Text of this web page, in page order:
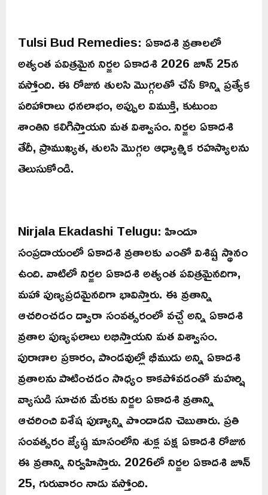
Tulsi Bud Remedies: ఏకాదశి వ్రతాలలో
అత్యంత పవిత్రమైన నిర్జల ఏకాదశి 2026 జూన్ 25న
వస్తోంది. ఈ రోజున తులసి మొగ్గలతో చేసే కొన్ని ప్రత్యేక
పరిహారాలు ధనలాభం, అప్పుల విముక్తి, కుటుంబ
శాంతిని కలిగిస్తాయని మత విశ్వాసం. నిర్జల ఏకాదశి
తేదీ, ప్రాముఖ్యత, తులసి మొగ్గల ఆధ్యాత్మిక రహస్యాలను
తెలుసుకోండి.
Nirjala Ekadashi Telugu: హిందూ
సంప్రదాయంలో ఏకాదశి వ్రతాలకు ఎంతో విశిష్ట స్థానం
ఉంది. వాటిలో నిర్జల ఏకాదశి అత్యంత పవిత్రమైనదిగా,
మహా పుణ్యప్రదమైనదిగా భావిస్తారు. ఈ వ్రతాన్ని
ఆచరించడం ద్వారా సంవత్సరంలో వచ్చే అన్ని ఏకాదశి
వ్రతాల పుణ్యఫలాలు లభిస్తాయని మత విశ్వాసం.
పురాణాల ప్రకారం, పాండవుల్లో భీముడు అన్ని ఏకాదశి
వ్రతాలను పాటించడం సాధ్యం కాకపోవడంతో మహర్షి
వ్యాసుడి సూచన మేరకు నిర్జల ఏకాదశి వ్రతాన్ని
ఆచరించి విశేష పుణ్యాన్ని పొందాడని చెబుతారు. ప్రతి
సంవత్సరం జ్యేష్ఠ మాసంలోని శుక్ల పక్ష ఏకాదశి రోజున
ఈ వ్రతాన్ని నిర్వహిస్తారు. 2026లో నిర్జల ఏకాదశి జూన్
25, గురువారం నాడు వస్తోంది.